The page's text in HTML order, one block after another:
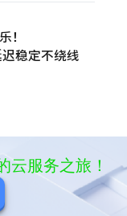
！
稳定不绕线
云服务之旅！